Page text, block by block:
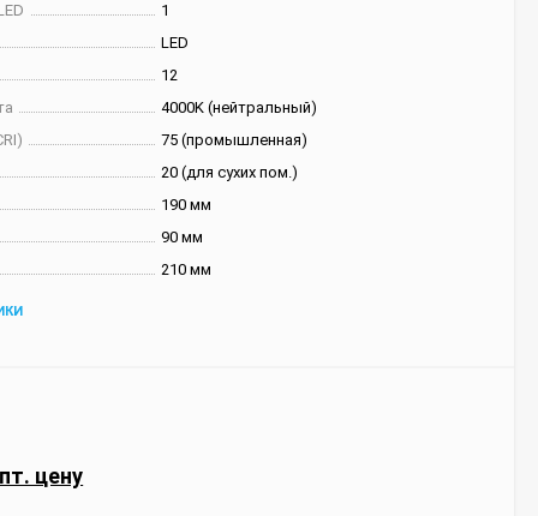
1
LED
12
4000K (нейтральный)
75 (промышленная)
20 (для сухих пом.)
190 мм
90 мм
210 мм
цену